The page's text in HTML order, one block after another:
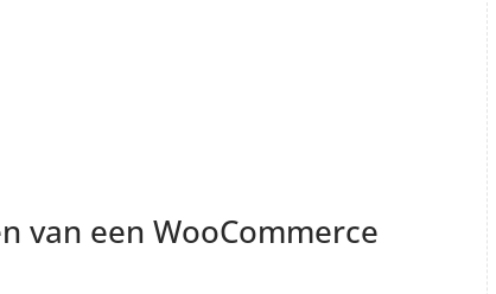
van een WooCommerce